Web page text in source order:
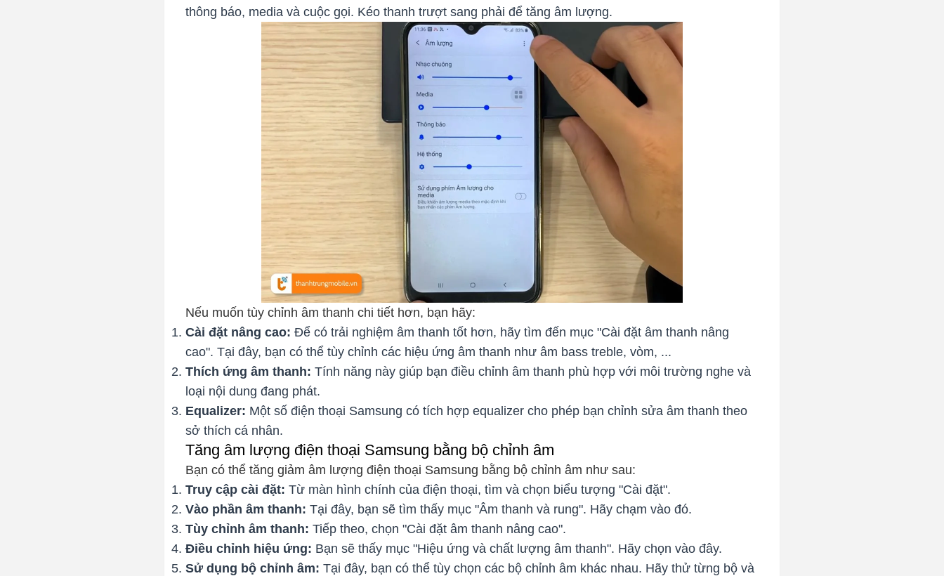
thông báo, media và cuộc gọi. Kéo thanh trượt sang phải để tăng âm lượng.
Nếu muốn tùy chỉnh âm thanh chi tiết hơn, bạn hãy:
Cài đặt nâng cao: Để có trải nghiệm âm thanh tốt hơn, hãy tìm đến mục "Cài đặt âm thanh nâng
cao". Tại đây, bạn có thể tùy chỉnh các hiệu ứng âm thanh như âm bass treble, vòm, ...
Thích ứng âm thanh: Tính năng này giúp bạn điều chỉnh âm thanh phù hợp với môi trường nghe và
loại nội dung đang phát.
Equalizer: Một số điện thoại Samsung có tích hợp equalizer cho phép bạn chỉnh sửa âm thanh theo
sở thích cá nhân.
Tăng âm lượng điện thoại Samsung bằng bộ chỉnh âm
Bạn có thể tăng giảm âm lượng điện thoại Samsung bằng bộ chỉnh âm như sau:
Truy cập cài đặt: Từ màn hình chính của điện thoại, tìm và chọn biểu tượng "Cài đặt".
Vào phần âm thanh: Tại đây, bạn sẽ tìm thấy mục "Âm thanh và rung". Hãy chạm vào đó.
Tùy chỉnh âm thanh: Tiếp theo, chọn "Cài đặt âm thanh nâng cao".
Điều chỉnh hiệu ứng: Bạn sẽ thấy mục "Hiệu ứng và chất lượng âm thanh". Hãy chọn vào đây.
Sử dụng bộ chỉnh âm: Tại đây, bạn có thể tùy chọn các bộ chỉnh âm khác nhau. Hãy thử từng bộ và